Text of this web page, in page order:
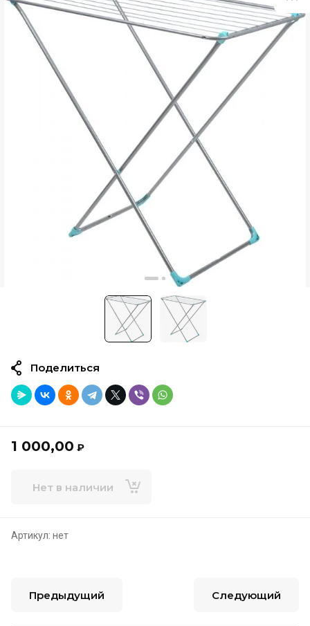
1 000,00 ₽
Нет в наличии
Артикул: нет
Поделиться
Предыдущий Следующий